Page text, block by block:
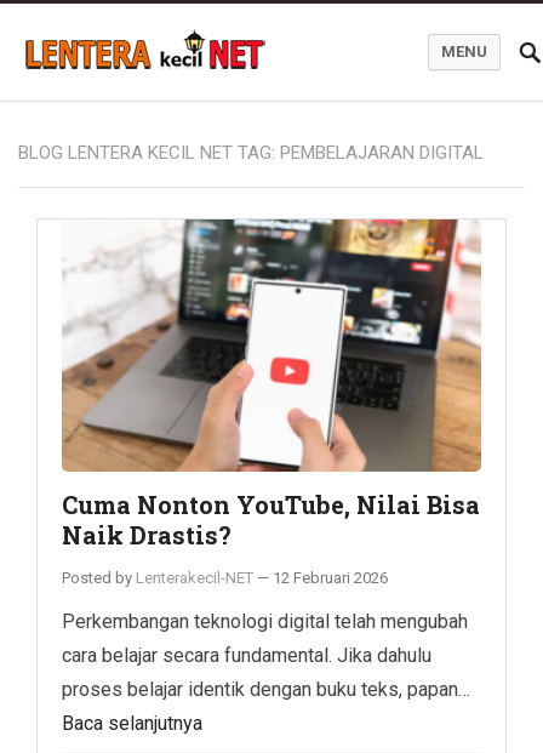
MENU
BLOG LENTERA KECIL NET TAG: PEMBELAJARAN DIGITAL
Cuma Nonton YouTube, Nilai Bisa
Naik Drastis?
Posted by Lenterakecil-NET — 12 Februari 2026
Perkembangan teknologi digital telah mengubah
cara belajar secara fundamental. Jika dahulu
proses belajar identik dengan buku teks, papan…
Baca selanjutnya